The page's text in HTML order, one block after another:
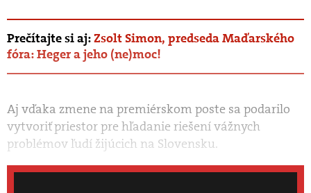
Prečítajte si aj:Zsolt Simon, predseda Maďarského
fóra: Heger a jeho (ne)moc!
Aj vďaka zmene na premiérskom poste sa podarilo
vytvoriť priestor pre hľadanie riešení vážnych
problémov ľudí žijúcich na Slovensku.